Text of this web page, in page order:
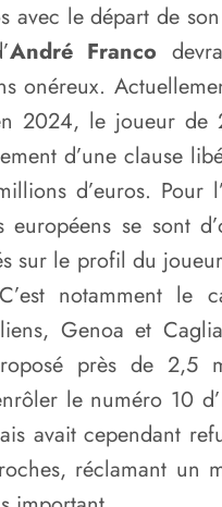
avec le départ de
André Franco
onéreux.
2024, le joueur de
d’une clause
d’euros. Pour
européens se sont
sur le profil du
notamment le
Genoa et
près de 2,5
le numéro 10
avait cependant
réclamant un